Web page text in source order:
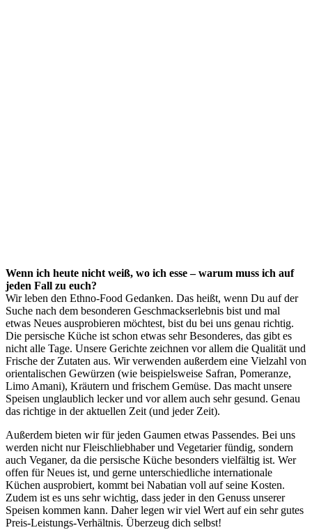
Wenn ich heute nicht weiß, wo ich esse – warum muss ich auf
jeden Fall zu euch?
Wir leben den Ethno-Food Gedanken. Das heißt, wenn Du auf der
Suche nach dem besonderen Geschmackserlebnis bist und mal
etwas Neues ausprobieren möchtest, bist du bei uns genau richtig.
Die persische Küche ist schon etwas sehr Besonderes, das gibt es
nicht alle Tage. Unsere Gerichte zeichnen vor allem die Qualität und
Frische der Zutaten aus. Wir verwenden außerdem eine Vielzahl von
orientalischen Gewürzen (wie beispielsweise Safran, Pomeranze,
Limo Amani), Kräutern und frischem Gemüse. Das macht unsere
Speisen unglaublich lecker und vor allem auch sehr gesund. Genau
das richtige in der aktuellen Zeit (und jeder Zeit).
Außerdem bieten wir für jeden Gaumen etwas Passendes. Bei uns
werden nicht nur Fleischliebhaber und Vegetarier fündig, sondern
auch Veganer, da die persische Küche besonders vielfältig ist. Wer
offen für Neues ist, und gerne unterschiedliche internationale
Küchen ausprobiert, kommt bei Nabatian voll auf seine Kosten.
Zudem ist es uns sehr wichtig, dass jeder in den Genuss unserer
Speisen kommen kann. Daher legen wir viel Wert auf ein sehr gutes
Preis-Leistungs-Verhältnis. Überzeug dich selbst!